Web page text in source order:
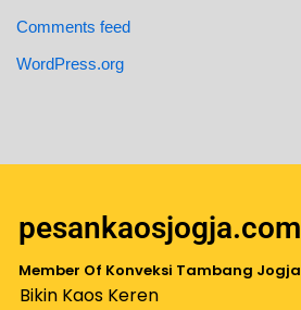
Comments feed
WordPress.org
pesankaosjogja.com
Member Of Konveksi Tambang Jogja
Bikin Kaos Keren